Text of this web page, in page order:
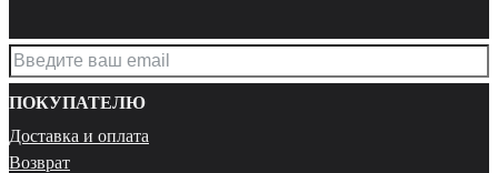
ПОКУПАТЕЛЮ
Доставка и оплата
Возврат